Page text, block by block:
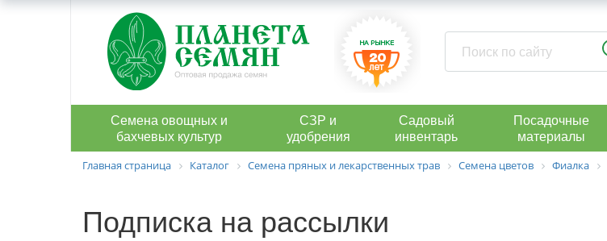
Семена овощных и
бахчевых культур
СЗР и
удобрения
Садовый
инвентарь
Посадочные
материалы
Главная страница Каталог Семена пряных и лекарственных трав Семена цветов Фиалка
Подписка на рассылки